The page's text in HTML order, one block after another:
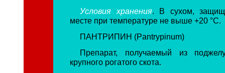
Условия хранения. В сухом,
месте при температуре не выше +20 °С.
ПАНТРИПИН (Pantrypinum)
Препарат, получаемый из
крупного рогатого скота.